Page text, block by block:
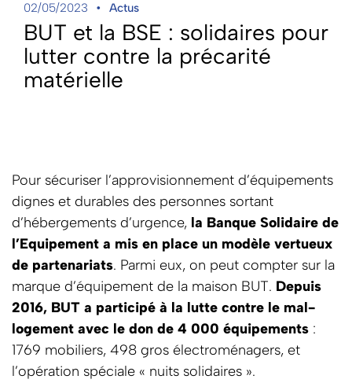
02/05/2023 Actus
BUT et la BSE : solidaires pour
lutter contre la précarité
matérielle
Pour sécuriser l’approvisionnement d’équipements
dignes et durables des personnes sortant
d’hébergements d’urgence, la Banque Solidaire de
l’Equipement a mis en place un modèle vertueux
de partenariats. Parmi eux, on peut compter sur la
marque d’équipement de la maison BUT. Depuis
2016, BUT a participé à la lutte contre le mal-
logement avec le don de 4 000 équipements :
1769 mobiliers, 498 gros électroménagers, et
l’opération spéciale « nuits solidaires ».